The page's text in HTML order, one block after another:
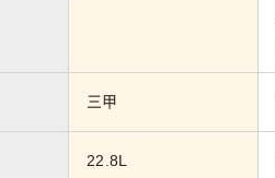
三甲
22.8L